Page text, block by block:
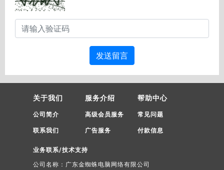
发送留言
关于我们
公司简介
联系我们
服务介绍
高级会员服务
广告服务
帮助中心
常见问题
付款信息
业务联系/技术支持
公司名称：广东金蜘蛛电脑网络有限公司